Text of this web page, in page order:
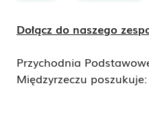
Dołącz do naszego
Przychodnia
Międzyrzeczu poszukuje: